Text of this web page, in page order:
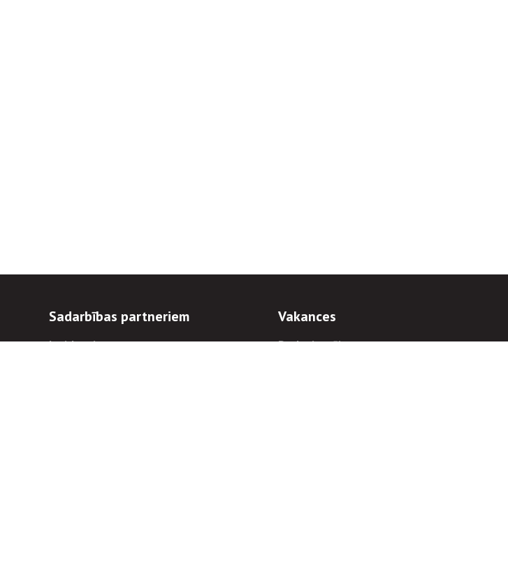
Sadarbības partneriem
Iepirkumi
Vakances
Darba iespējas